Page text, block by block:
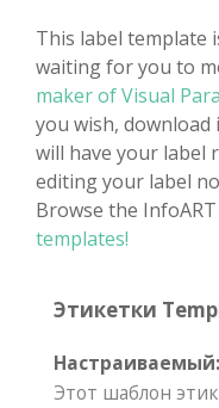
This label template
waiting for you to
maker of Visual
you wish,
will have your label
editing your label
Browse the
templates!
Этикетки
Настраиваемый:
Этот шаблон